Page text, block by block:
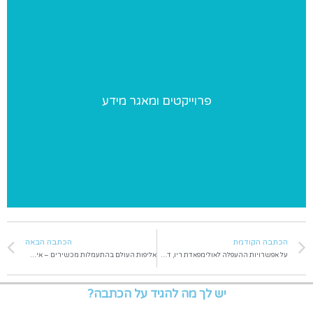
פרוייקטים ומאגר מידע
הכתבה הקודמת
על אפשרויות ההעפלה לאולימפאדת ריו, דרך אליפות העולם בגלזגו
הכתבה הבאה
אליפות העולם בהתעמלות מכשירים – אימוני פודיום – יום 1
יש לך מה להגיד על הכתבה?